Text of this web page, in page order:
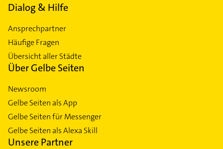
Dialog & Hilfe
Ansprechpartner
Häufige Fragen
Übersicht aller Städte
Über Gelbe Seiten
Newsroom
Gelbe Seiten als App
Gelbe Seiten für Messenger
Gelbe Seiten als Alexa Skill
Unsere Partner